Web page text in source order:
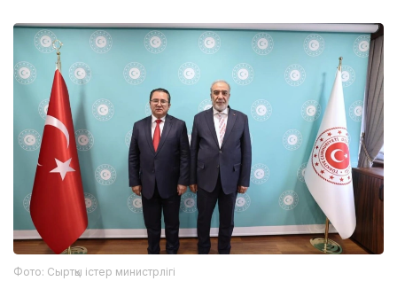
Фото: Сыртқы істер министрлігі